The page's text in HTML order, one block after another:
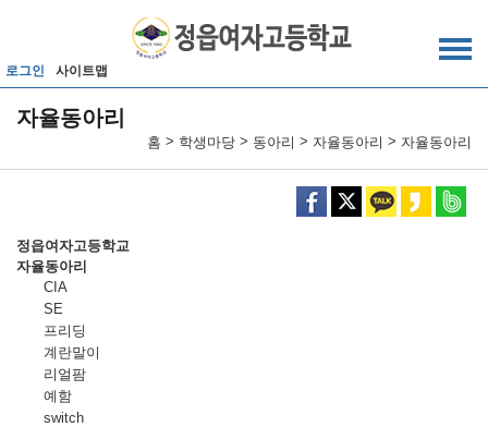
로그인 사이트맵
자율동아리
홈 > 학생마당 > 동아리 > 자율동아리 > 자율동아리
정읍여자고등학교
자율동아리
CIA
SE
프리딩
계란말이
리얼팜
예함
switch